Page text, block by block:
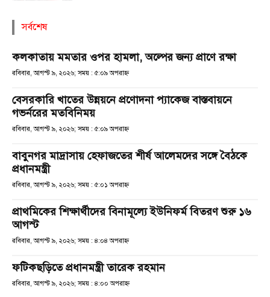
সর্বশেষ
কলকাতায় মমতার ওপর হামলা, অল্পের জন্য প্রাণে রক্ষা
রবিবার, আগস্ট ৯, ২০২৬; সময় : ৫:০৯ অপরাহ্ণ
বেসরকারি খাতের উন্নয়নে প্রণোদনা প্যাকেজ বাস্তবায়নে
গভর্নরের মতবিনিময়
রবিবার, আগস্ট ৯, ২০২৬; সময় : ৫:০৯ অপরাহ্ণ
বাবুনগর মাদ্রাসায় হেফাজতের শীর্ষ আলেমদের সঙ্গে বৈঠকে
প্রধানমন্ত্রী
রবিবার, আগস্ট ৯, ২০২৬; সময় : ৫:০১ অপরাহ্ণ
প্রাথমিকের শিক্ষার্থীদের বিনামূল্যে ইউনিফর্ম বিতরণ শুরু ১৬
আগস্ট
রবিবার, আগস্ট ৯, ২০২৬; সময় : ৪:০৪ অপরাহ্ণ
ফটিকছড়িতে প্রধানমন্ত্রী তারেক রহমান
রবিবার, আগস্ট ৯, ২০২৬; সময় : ৪:০০ অপরাহ্ণ